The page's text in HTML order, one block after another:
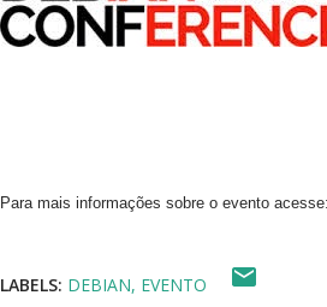
Para mais informações sobre o evento acesse:
LABELS: DEBIAN EVENTO